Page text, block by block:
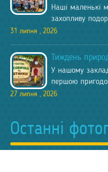
Наші маленькі
захопливу
31 липня , 2026
​Тиждень
У нашому
першою
27 липня , 2026
Останні